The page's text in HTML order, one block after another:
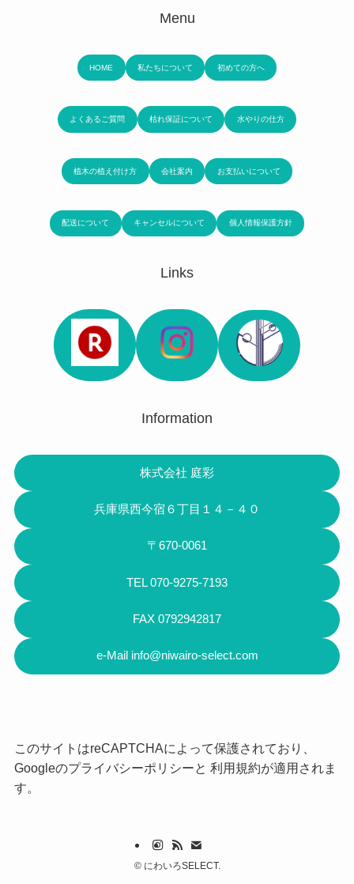
Menu
HOME 私たちについて 初めての方へ
よくあるご質問 枯れ保証について 水やりの仕方
植木の植え付け方 会社案内 お支払いについて
配送について キャンセルについて 個人情報保護方針
Links
Information
株式会社 庭彩
兵庫県西今宿６丁目１４－４０
〒670-0061
TEL 070-9275-7193
FAX 0792942817
e-Mail info@niwairo-select.com
このサイトはreCAPTCHAによって保護されており、
Googleのプライバシーポリシー と 利用規約が適用されま
す。
©にわいろSELECT.